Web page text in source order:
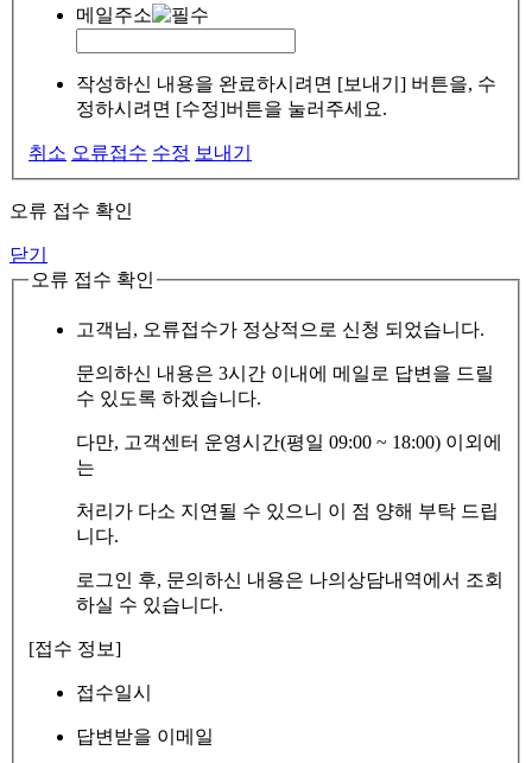
메일주소
작성하신 내용을 완료하시려면 [보내기] 버튼을, 수
정하시려면 [수정]버튼을 눌러주세요.
취소 오류접수 수정 보내기
오류 접수 확인
닫기
오류 접수 확인
고객님, 오류접수가 정상적으로 신청 되었습니다.
문의하신 내용은 3시간 이내에 메일로 답변을 드릴
수 있도록 하겠습니다.
다만, 고객센터 운영시간(평일 09:00 ~ 18:00) 이외에
는
처리가 다소 지연될 수 있으니 이 점 양해 부탁 드립
니다.
로그인 후, 문의하신 내용은 나의상담내역에서 조회
하실 수 있습니다.
[접수 정보]
접수일시
답변받을 이메일